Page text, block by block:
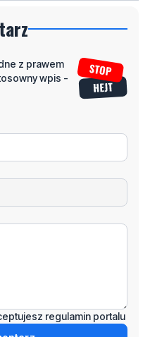
z prawem
wpis -
regulamin portalu